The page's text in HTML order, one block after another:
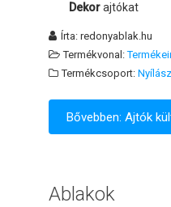
Dekorajtókat
Írta:redonyablak.hu
Termékvonal:
Termékcsoport:
Bővebben: Ajtók
Ablakok